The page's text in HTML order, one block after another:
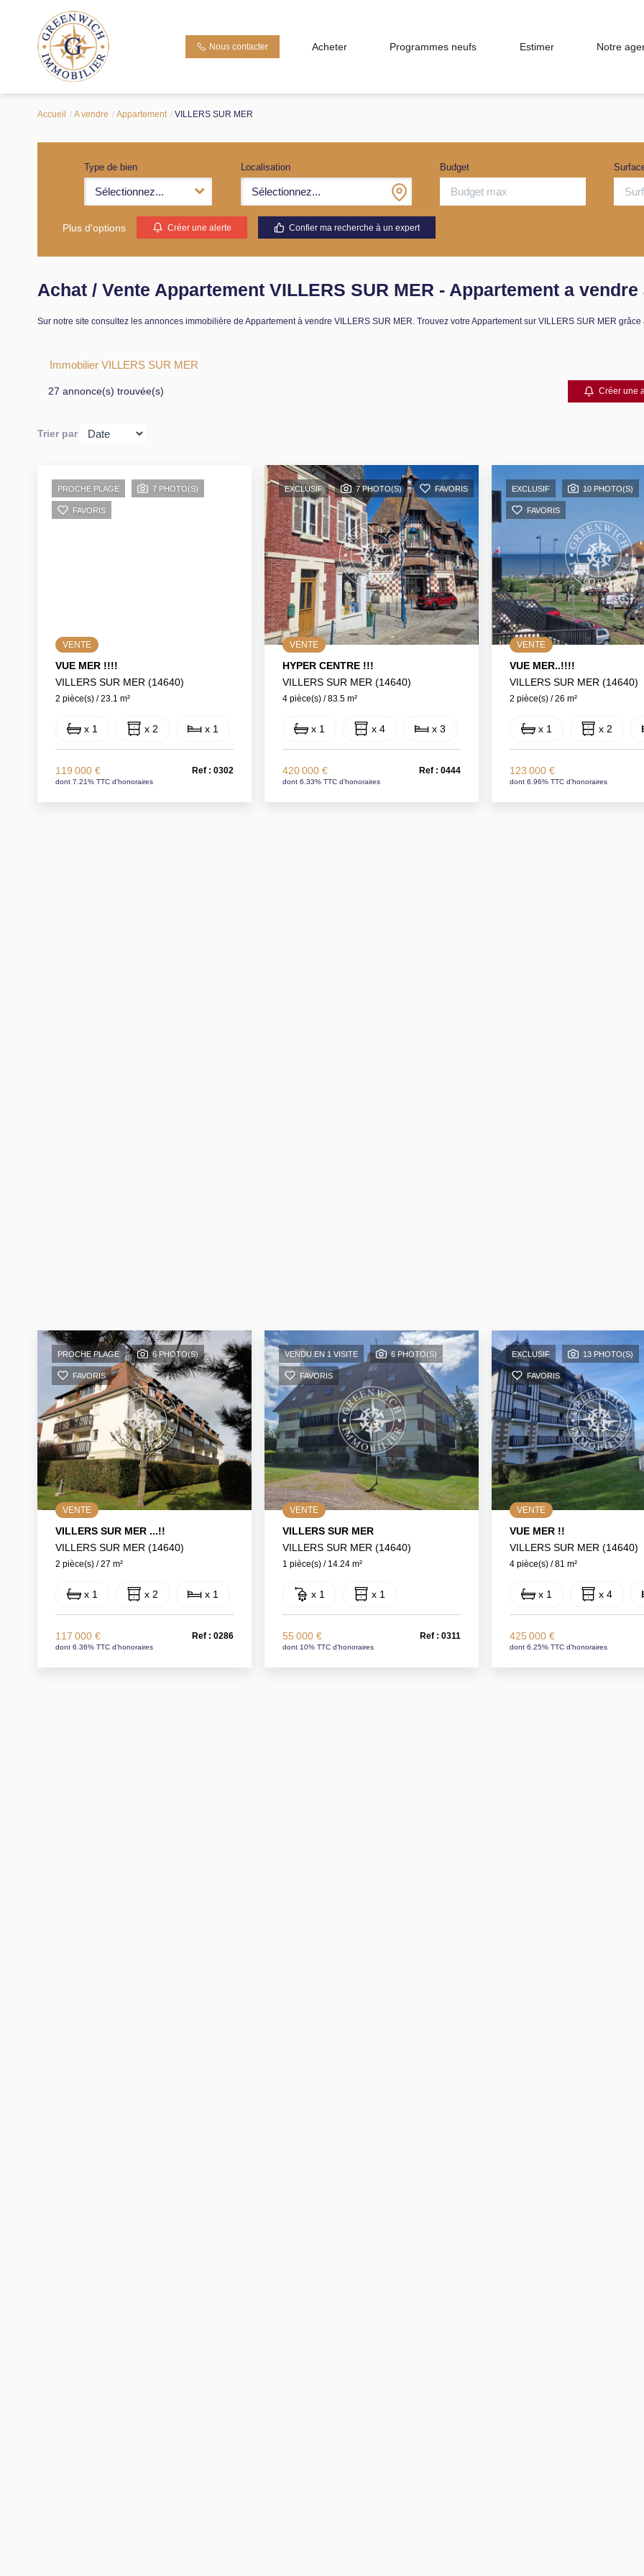
Nous contacter Acheter Programmes neufs Estimer Notre
Accueil A vendre Appartement VILLERS SUR MER
Type de bien
Sélectionnez...
Localisation
Sélectionnez...
Budget
Plus d'options Créer une alerte Confier ma recherche à un expert
Achat / Vente Appartement VILLERS SUR MER - Appartement a vendre
Sur notre site consultez les annonces immobilière de Appartement à vendre VILLERS SUR MER. Trouvez votre Appartement sur VILLERS SUR MER
Immobilier VILLERS SUR MER
27 annonce(s) trouvée(s) Créer une
Trier par
PROCHE PLAGE 7 PHOTO(S)
FAVORIS
VENTE
VUE MER !!!!
VILLERS SUR MER (14640)
2 pièce(s) / 23.1 m²
x 1 x 2 x 1
119 000 €
dont 7.21% TTC d'honoraires
Ref : 0302
EXCLUSIF 7 PHOTO(S) FAVORIS
VENTE
HYPER CENTRE !!!
VILLERS SUR MER (14640)
4 pièce(s) / 83.5 m²
x 1 x 4 x 3
420 000 €
dont 6.33% TTC d'honoraires
Ref : 0444
EXCLUSIF 10 PHOTO(S)
FAVORIS
VENTE
VUE MER..!!!!
VILLERS SUR MER (14640)
2 pièce(s) / 26 m²
x 1 x 2
123 000 €
dont 6.96% TTC d'honoraires
PROCHE PLAGE 6 PHOTO(S)
FAVORIS
VENTE
VILLERS SUR MER ...!!
VILLERS SUR MER (14640)
2 pièce(s) / 27 m²
x 1 x 2 x 1
117 000 €
dont 6.36% TTC d'honoraires
Ref : 0286
VENDU EN 1 VISITE 6 PHOTO(S)
FAVORIS
VENTE
VILLERS SUR MER
VILLERS SUR MER (14640)
1 pièce(s) / 14.24 m²
x 1 x 1
55 000 €
dont 10% TTC d'honoraires
Ref : 0311
EXCLUSIF 13 PHOTO(S)
FAVORIS
VENTE
VUE MER !!
VILLERS SUR MER (14640)
4 pièce(s) / 81 m²
x 1 x 4
425 000 €
dont 6.25% TTC d'honoraires